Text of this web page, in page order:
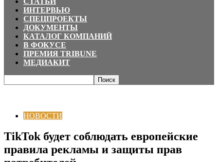
ИНТЕРВЬЮ
СПЕЦПРОЕКТЫ
ДОКУМЕНТЫ
КАТАЛОГ КОМПАНИЙ
В ФОКУСЕ
ПРЕМИЯ TRIBUNE
МЕДИАКИТ
НОВОСТИ
TikTok будет соблюдать европейские
правила рекламы и защиты прав